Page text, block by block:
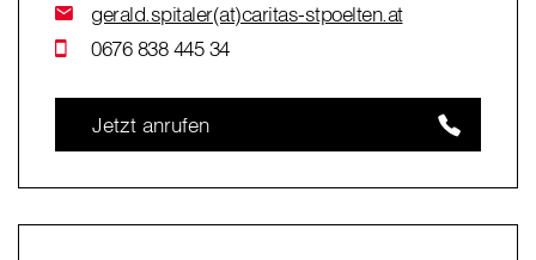
gerald.spitaler(at)caritas-stpoelten.at
0676 838 445 34
Jetzt anrufen